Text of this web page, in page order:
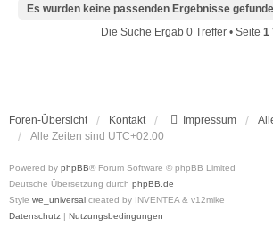
Es wurden keine passenden Ergebnisse
Die Suche Ergab 0 Treffer • Seite 1
Foren-Übersicht Kontakt Impressum
Alle Zeiten sind UTC+02:00
Powered by phpBB® Forum Software © phpBB Limited
Deutsche Übersetzung durch phpBB.de
Style we_universal created by INVENTEA & v12mike
Datenschutz | Nutzungsbedingungen